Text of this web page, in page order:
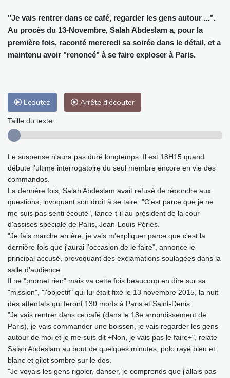
"Je vais rentrer dans ce café, regarder les gens autour ...".
Au procès du 13-Novembre, Salah Abdeslam a, pour la
première fois, raconté mercredi sa soirée dans le détail, et a
maintenu avoir "renoncé" à se faire exploser à Paris.
Ecoutez Arrête d'écouter
Taille du texte:
Le suspense n'aura pas duré longtemps. Il est 18H15 quand
débute l'ultime interrogatoire du seul membre encore en vie des
commandos.
La dernière fois, Salah Abdeslam avait refusé de répondre aux
questions, invoquant son droit à se taire. "C'est parce que je ne
me suis pas senti écouté", lance-t-il au président de la cour
d'assises spéciale de Paris, Jean-Louis Périès.
"Je fais marche arrière, je vais m'expliquer parce que c'est la
dernière fois que j'aurai l'occasion de le faire", annonce le
principal accusé, provoquant des exclamations soulagées dans la
salle d'audience.
Il ne "promet rien" mais va cette fois beaucoup en dire sur sa
"mission", "l'objectif" qui lui était fixé le 13 novembre 2015, la nuit
des attentats qui feront 130 morts à Paris et Saint-Denis.
"Je vais rentrer dans ce café (dans le 18e arrondissement de
Paris), je vais commander une boisson, je vais regarder les gens
autour de moi et je me suis dit +Non, je vais pas le faire+", relate
Salah Abdeslam au bout de quelques minutes, polo rayé bleu et
blanc et gilet sombre sur le dos.
"Je voyais les gens rigoler, danser, je comprends que j'allais pas